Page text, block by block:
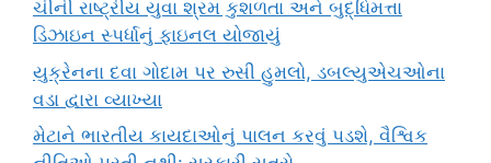
ચીની રાષ્ટ્રીય યુવા શ્રમ કુશળતા અને બુદ્ધિમત્તા
ડિઝાઇન સ્પર્ધાનું ફાઇનલ યોજાયું
યુક્રેનના દવા ગોદામ પર રુસી હુમલો, ડબલ્યુએચઓના
વડા દ્વારા વ્યાખ્યા
મેટાને ભારતીય કાયદાઓનું પાલન કરવું પડશે, વૈશ્વિક